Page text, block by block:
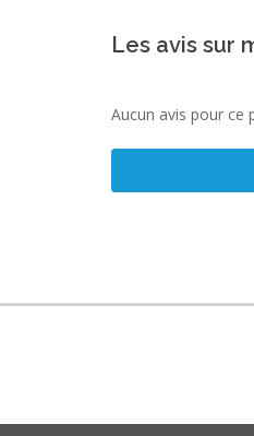
Les avis sur
Aucun avis pour ce